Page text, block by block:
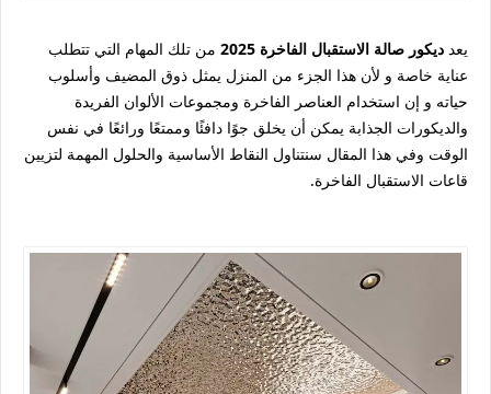
يعد ديكور صالة الاستقبال الفاخرة 2025
من تلك المهام التي تتطلب
عناية خاصة و لأن هذا الجزء من المنزل يمثل ذوق المضيف وأسلوب
حياته و إن استخدام العناصر الفاخرة ومجموعات الألوان الفريدة
والديكورات الجذابة يمكن أن يخلق جوًا دافئًا وممتعًا ورائعًا في نفس
الوقت وفي هذا المقال سنتناول النقاط الأساسية والحلول المهمة لتزيين
قاعات الاستقبال الفاخرة.